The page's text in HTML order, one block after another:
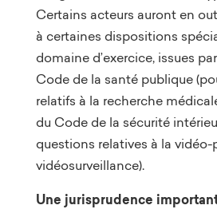
Certains acteurs auront en
à certaines dispositions
domaine d’exercice, issues
Code de la santé publique
relatifs à la recherche
du Code de la sécurité
questions relatives à la
vidéosurveillance).
Une jurisprudence